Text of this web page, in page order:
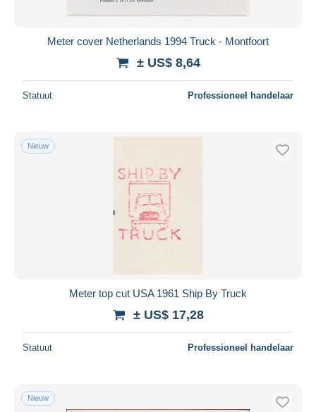
Meter cover Netherlands 1994 Truck - Montfoort
± US$ 8,64
Statuut Professioneel handelaar
Nieuw
Meter top cut USA 1961 Ship By Truck
± US$ 17,28
Statuut Professioneel handelaar
Nieuw